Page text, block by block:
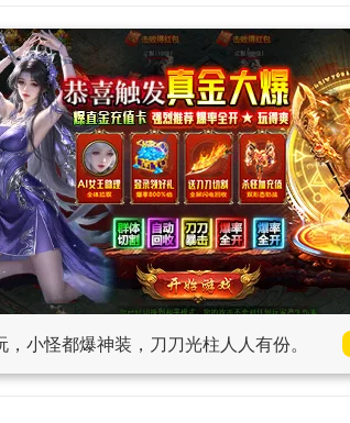
小怪都爆神装，刀刀光柱人人有份。